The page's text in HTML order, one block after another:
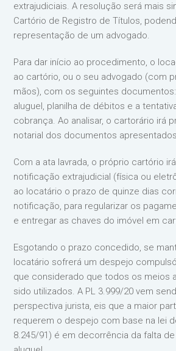
extrajudiciais. A resolução será mais
Cartório de Registro de Títulos,
representação de um advogado.
Para dar início ao procedimento, o
ao cartório, ou o seu advogado (com
mãos), com os seguintes
aluguel, planilha de débitos e a
cobrança. Ao analisar, o cartorário irá
notarial dos documentos
Com a ata lavrada, o próprio cartório
notificação extrajudicial (física ou
ao locatário o prazo de quinze dias
notificação, para regularizar os
e entregar as chaves do imóvel em
Esgotando o prazo concedido, se
locatário sofrerá um despejo
que considerado que todos os meios
sido utilizados. A PL 3.999/20 vem
perspectiva jurista, eis que a maior
requerem o despejo com base na lei
8.245/91) é em decorrência da falta